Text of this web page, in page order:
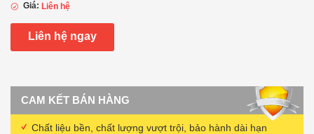
Giá: Liên hệ
Liên hệ ngay
CAM KẾT BÁN HÀNG
Chất liệu bền, chất lượng vượt trội, bảo hành dài hạn